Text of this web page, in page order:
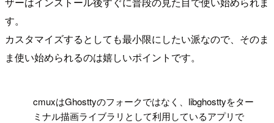
す。
カスタマイズするとしても最小限にしたい派なので、そのま
ま使い始められるのは嬉しいポイントです。
cmuxはGhosttyのフォークではなく、libghosttyをター
ミナル描画ライブラリとして利用しているアプリで